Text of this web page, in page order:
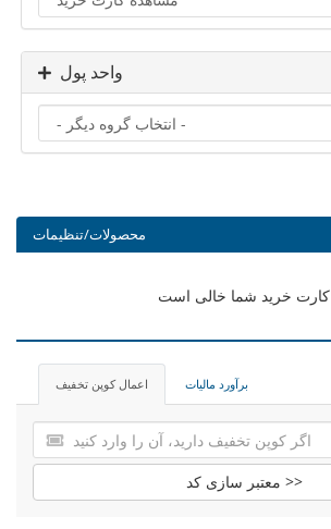
واحد پول
محصولات/تنظیمات
کارت خرید شما خالی است
اعمال کوپن تخفیف برآورد مالیات
معتبر سازی کد >>